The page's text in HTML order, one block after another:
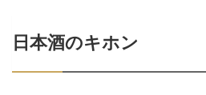
日本酒のキホン